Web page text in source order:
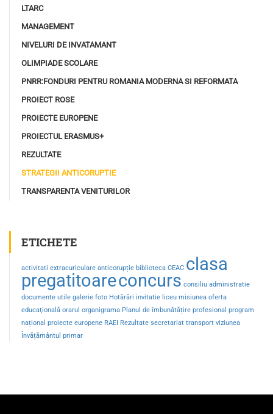
LTARC
MANAGEMENT
NIVELURI DE INVATAMANT
OLIMPIADE SCOLARE
PNRR:FONDURI PENTRU ROMANIA MODERNA SI REFORMATA
PROIECT ROSE
PROIECTE EUROPENE
PROIECTUL ERASMUS+
REZULTATE
STRATEGII ANTICORUPTIE
TRANSPARENTA VENITURILOR
ETICHETE
activitati extracuriculare anticorupție biblioteca CEAC clasa
pregatitoareconcurs consiliu administratie
documente utile galerie foto Hotărâri invitatie liceu misiunea oferta
educaţională orarul organigrama Planul de îmbunătățire profesional program
național proiecte europene RAEI Rezultate secretariat transport viziunea
Învățământul primar